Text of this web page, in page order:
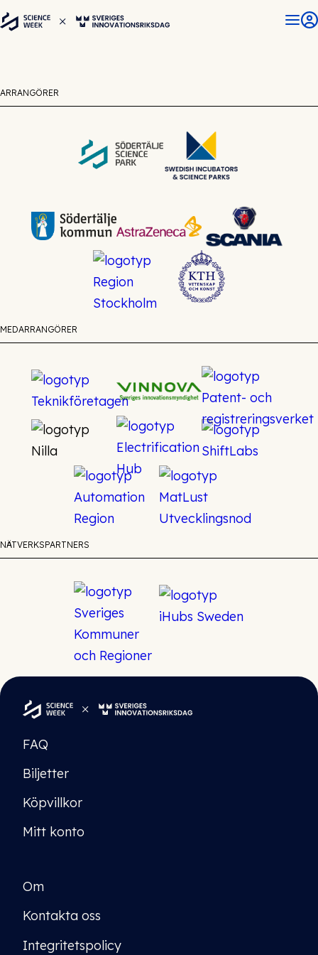
ARRANGÖRER
MEDARRANGÖRER
NÄTVERKSPARTNERS
FAQ
Biljetter
Köpvillkor
Mitt konto
Om
Kontakta oss
Integritetspolicy